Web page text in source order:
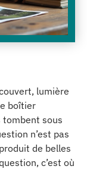
lumière
boîtier
sous
n’est pas
de belles
c’est où